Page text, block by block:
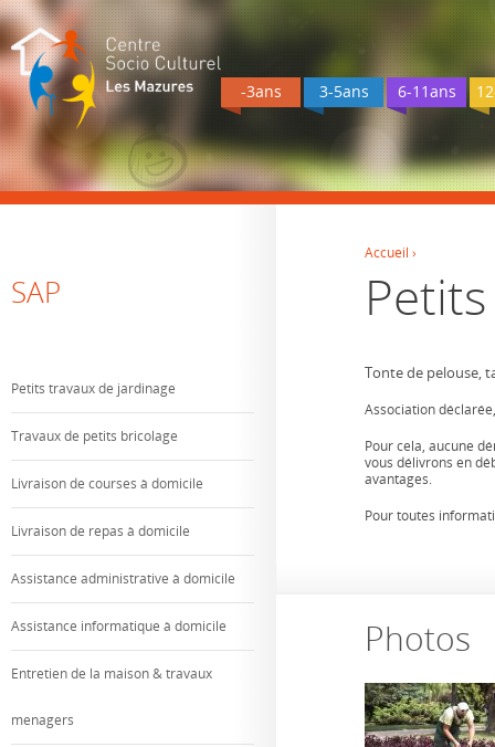
-3ans 3-5ans 6-11ans
SAP
Petits travaux de jardinage
Travaux de petits bricolage
Livraison de courses à domicile
Livraison de repas à domicile
Assistance administrative à domicile
Assistance informatique à domicile
Entretien de la maison & travaux
menagers
Vous êtes ici
Accueil ›
Tonte de pelouse,
Association
Pour cela, aucune
vous délivrons en
avantages.
Pour toutes
Photos